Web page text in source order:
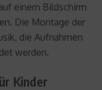
einem Bildschirm
Die Montage der
die Aufnahmen
werden.
Kinder